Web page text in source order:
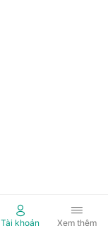
Tài khoản Xem thêm